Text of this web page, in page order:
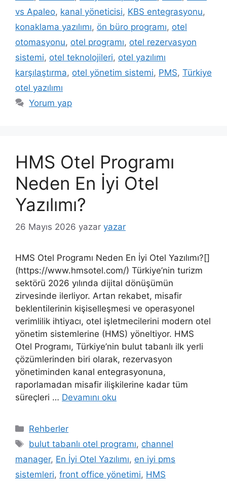
vs Apaleo, kanal yöneticisi, KBS entegrasyonu,
konaklama yazılımı, ön büro programı, otel
otomasyonu, otel programı, otel rezervasyon
sistemi, otel teknolojileri, otel yazılımı
karşılaştırma, otel yönetim sistemi, PMS, Türkiye
otel yazılımı
Yorum yap
HMS Otel Programı
Neden En İyi Otel
Yazılımı?
26 Mayıs 2026 yazar yazar
HMS Otel Programı Neden En İyi Otel Yazılımı?[]
(https://www.hmsotel.com/) Türkiye’nin turizm
sektörü 2026 yılında dijital dönüşümün
zirvesinde ilerliyor. Artan rekabet, misafir
beklentilerinin kişiselleşmesi ve operasyonel
verimlilik ihtiyacı, otel işletmecilerini modern otel
yönetim sistemlerine (HMS) yöneltiyor. HMS
Otel Programı, Türkiye’nin bulut tabanlı ilk yerli
çözümlerinden biri olarak, rezervasyon
yönetiminden kanal entegrasyonuna,
raporlamadan misafir ilişkilerine kadar tüm
süreçleri … Devamını oku
Kategoriler
Rehberler
Etiketler
bulut tabanlı otel programı, channel
manager, En İyi Otel Yazılımı, en iyi pms
sistemleri, front office yönetimi, HMS